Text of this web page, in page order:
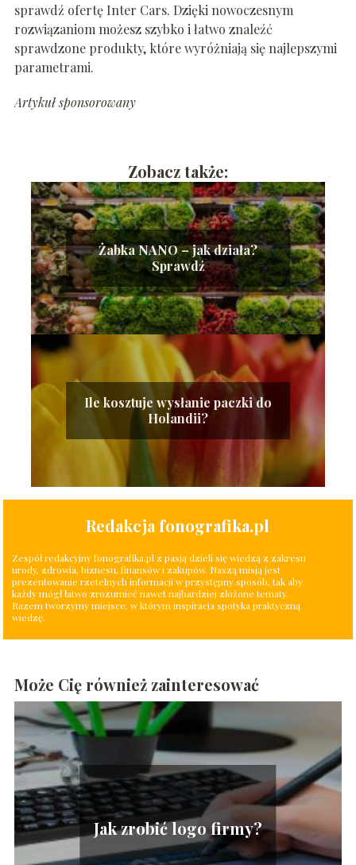
sprawdź ofertę Inter Cars. Dzięki nowoczesnym
rozwiązaniom możesz szybko i łatwo znaleźć
sprawdzone produkty, które wyróżniają się najlepszymi
parametrami.
Artykuł sponsorowany
Zobacz także:
Żabka NANO – jak działa?
Sprawdź
Ile kosztuje wysłanie paczki do
Holandii?
Redakcja fonografika.pl
Zespół redakcyjny fonografika.pl z pasją dzieli się wiedzą z zakresu
urody, zdrowia, biznesu, finansów i zakupów. Naszą misją jest
prezentowanie rzetelnych informacji w przystępny sposób, tak aby
każdy mógł łatwo zrozumieć nawet najbardziej złożone tematy.
Razem tworzymy miejsce, w którym inspiracja spotyka praktyczną
wiedzę.
Może Cię również zainteresować
Jak zrobić logo firmy?